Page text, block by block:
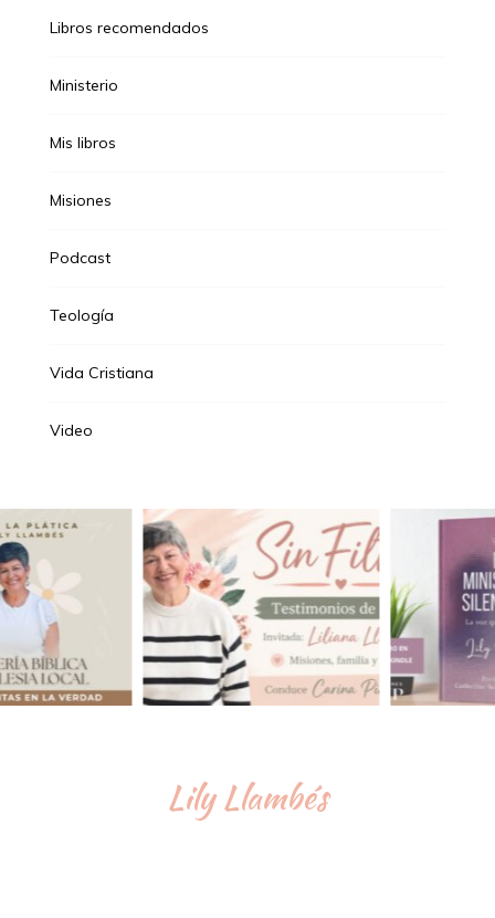
Libros recomendados
Ministerio
Mis libros
Misiones
Podcast
Teología
Vida Cristiana
Video
Lily Llambés